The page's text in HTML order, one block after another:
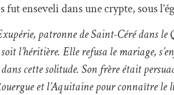
fut enseveli dans une crypte, sous
patronne de Saint-Céré dans
l’héritière. Elle refusa le mariage,
cette solitude. Son frère était
et l’Aquitaine pour connaître le